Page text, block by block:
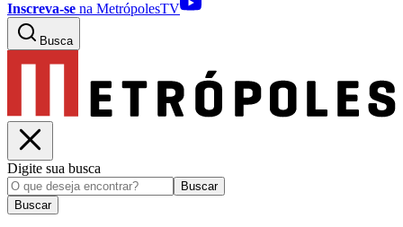
Inscreva-se na MetrópolesTV
Busca
Digite sua busca
Buscar
Buscar